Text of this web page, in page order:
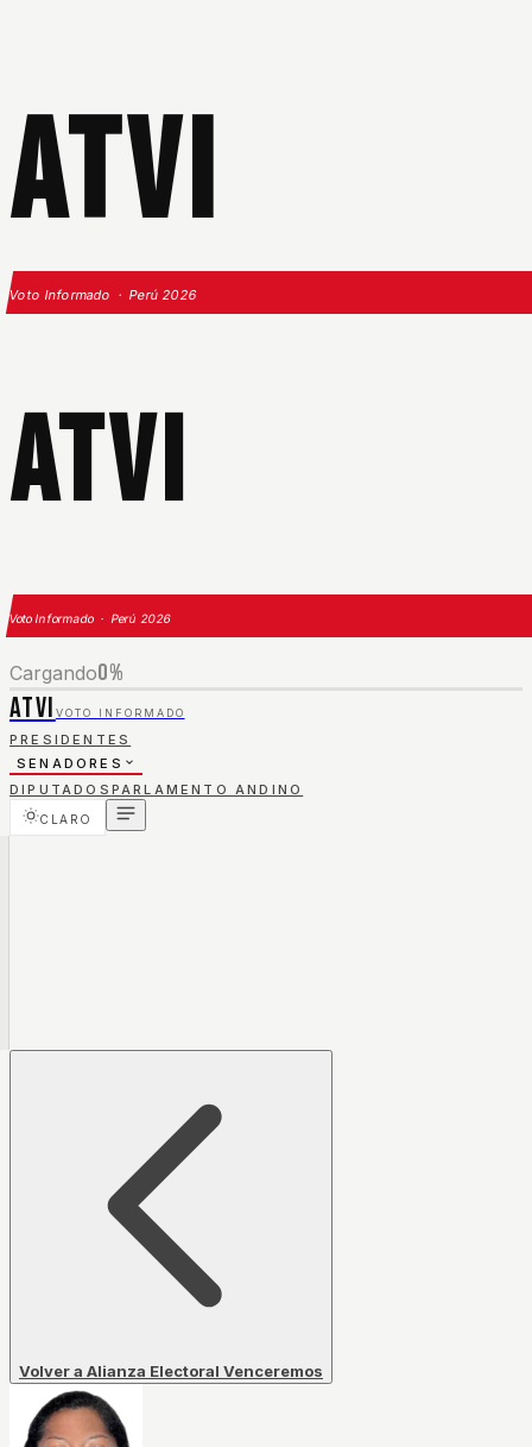
ATVI
Voto Informado · Perú 2026
ATVI
Voto Informado · Perú 2026
Cargando0%
ATVI VOTO INFORMADO
PRESIDENTES
SENADORES
DIPUTADOS PARLAMENTO ANDINO
CLARO
Volver a Alianza Electoral Venceremos